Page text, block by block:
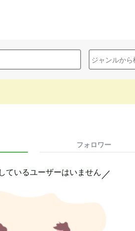
フォロワー
ているユーザーはいません ／